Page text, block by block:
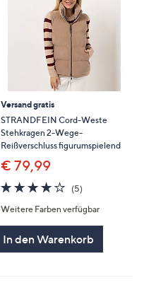
Versand gratis
STRANDFEIN Cord-Weste
Stehkragen 2-Wege-
Reißverschluss figurumspielend
€ 79,99
4.2
von
5
(5)
Weitere Farben verfügbar
In den Warenkorb